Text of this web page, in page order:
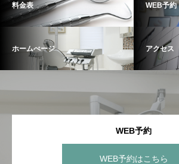
料金表 WEB予約
ホームぺージ アクセス
WEB予約
WEB予約はこちら